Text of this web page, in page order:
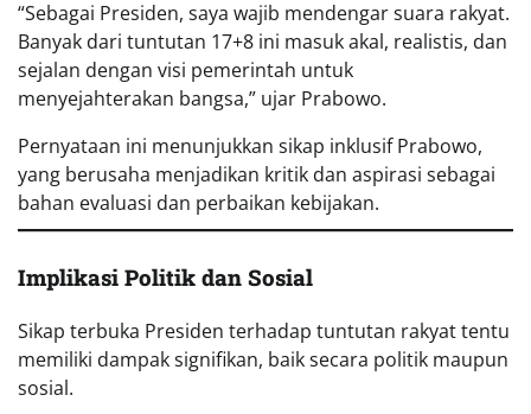
“Sebagai Presiden, saya wajib mendengar suara rakyat.
Banyak dari tuntutan 17+8 ini masuk akal, realistis, dan
sejalan dengan visi pemerintah untuk
menyejahterakan bangsa,” ujar Prabowo.
Pernyataan ini menunjukkan sikap inklusif Prabowo,
yang berusaha menjadikan kritik dan aspirasi sebagai
bahan evaluasi dan perbaikan kebijakan.
Implikasi Politik dan Sosial
Sikap terbuka Presiden terhadap tuntutan rakyat tentu
memiliki dampak signifikan, baik secara politik maupun
sosial.